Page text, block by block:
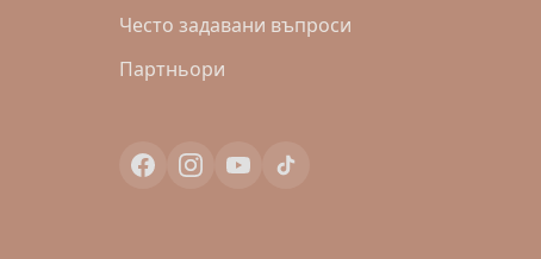
Често задавани въпроси
Партньори